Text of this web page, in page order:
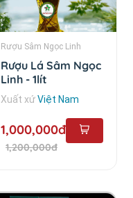
Rượu Sâm Ngọc Linh
Rượu Lá Sâm Ngọc
Linh - 1lít
Xuất xứViệt Nam
1,000,000đ
1,200,000đ